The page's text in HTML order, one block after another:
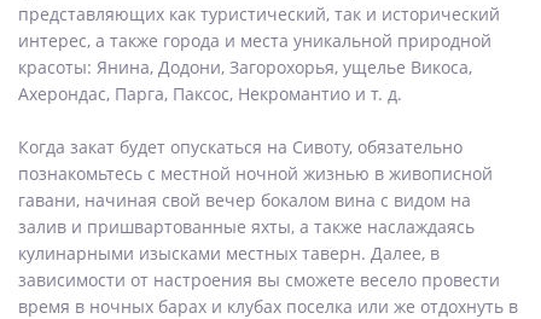
представляющих как туристический, так и исторический
интерес, а также города и места уникальной природной
красоты: Янина, Додони, Загорохорья, ущелье Викоса,
Ахерондас, Парга, Паксос, Некромантио и т. д.
Когда закат будет опускаться на Сивоту, обязательно
познакомьтесь с местной ночной жизнью в живописной
гавани, начиная свой вечер бокалом вина с видом на
залив и пришвартованные яхты, а также наслаждаясь
кулинарными изысками местных таверн. Далее, в
зависимости от настроения вы сможете весело провести
время в ночных барах и клубах поселка или же отдохнуть в